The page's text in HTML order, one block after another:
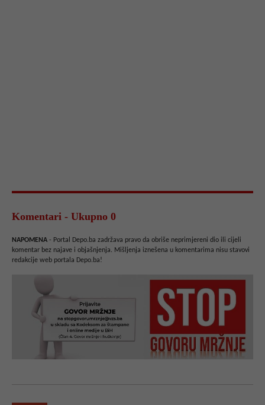
Komentari - Ukupno 0
NAPOMENA - Portal Depo.ba zadržava pravo da obriše neprimjereni dio ili cijeli
komentar bez najave i objašnjenja. Mišljenja iznešena u komentarima nisu stavovi
redakcije web portala Depo.ba!